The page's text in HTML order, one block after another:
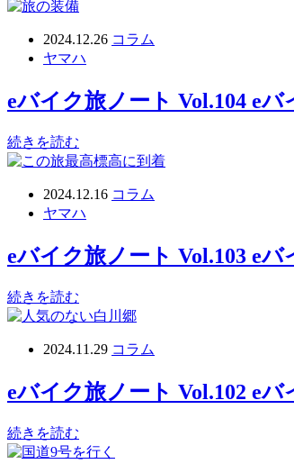
2024.12.26 コラム
ヤマハ
eバイク旅ノート Vol.104 e
続きを読む
2024.12.16 コラム
ヤマハ
eバイク旅ノート Vol.103 e
続きを読む
2024.11.29 コラム
eバイク旅ノート Vol.102 e
続きを読む